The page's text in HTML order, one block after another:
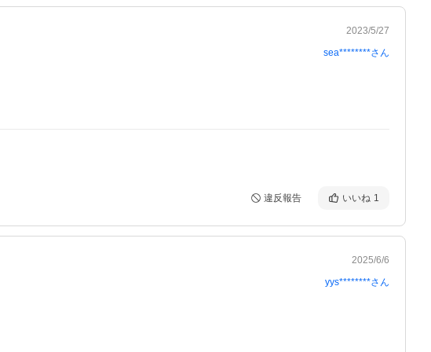
2023/5/27
sea********さん
違反報告 いいね 1
2025/6/6
yys********さん